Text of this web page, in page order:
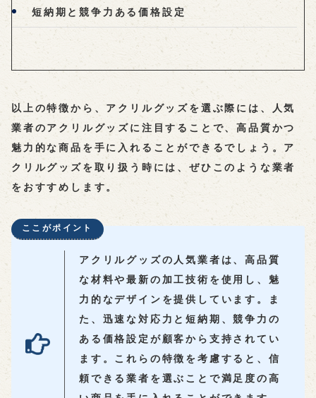
短納期と競争力ある価格設定
以上の特徴から、アクリルグッズを選ぶ際には、人気
業者のアクリルグッズに注目することで、高品質かつ
魅力的な商品を手に入れることができるでしょう。ア
クリルグッズを取り扱う時には、ぜひこのような業者
をおすすめします。
ここがポイント
アクリルグッズの人気業者は、高品質
な材料や最新の加工技術を使用し、魅
力的なデザインを提供しています。ま
た、迅速な対応力と短納期、競争力の
ある価格設定が顧客から支持されてい
ます。これらの特徴を考慮すると、信
頼できる業者を選ぶことで満足度の高